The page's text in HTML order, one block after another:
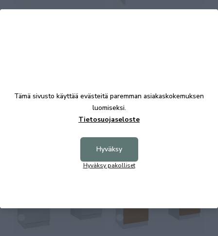
värillinen
299,00 €
Tämä sivusto käyttää evästeitä paremman asiakaskokemuksen
luomiseksi.
Tietosuojaseloste
Hyväksy
Hyväksy pakolliset